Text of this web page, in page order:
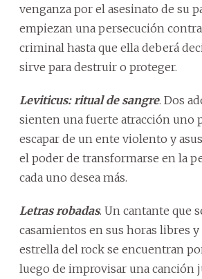
venganza por el asesinato de su
empiezan una persecución
criminal hasta que ella deberá
sirve para destruir o proteger.
Leviticus: ritual de sangre. Dos
sienten una fuerte atracción uno
escapar de un ente violento y
el poder de transformarse en la
cada uno desea más.
Letras robadas. Un cantante que
casamientos en sus horas libres
estrella del rock se encuentran
luego de improvisar una canción